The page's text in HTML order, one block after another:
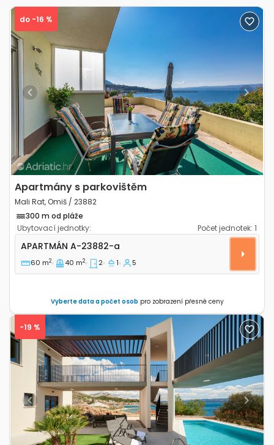
Previous Next
do -16 %
Apartmány s parkovištěm
Mali Rat, Omiš / 23882
300 m od pláže
Ubytovací jednotky:
Počet jednotek: 1
Dvoupokojový apartmán Mali Rat, Omiš A-23882-a
APARTMÁN A-23882-a
60 m2 40 m2 2 1 5
Vyberte data a počet osob pro zobrazení přesné ceny
Previous Next
-19 %